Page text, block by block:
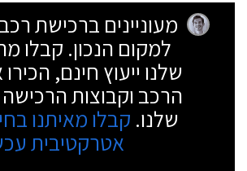
מעוניינים ברכישת
למקום הנכון. קבלו
שלנו ייעוץ חינם,
הרכב וקבוצות
שלנו. קבלו מאיתנו
אטרקטיבית